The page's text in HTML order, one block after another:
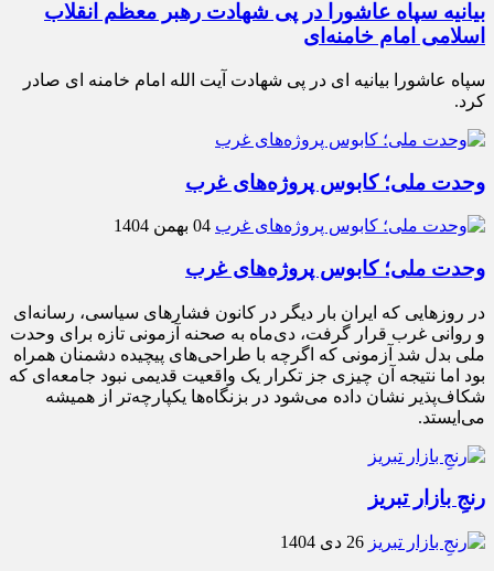
بیانیه سپاه عاشورا در پی شهادت رهبر معظم انقلاب
اسلامی امام خامنه‌ای
سپاه عاشورا بیانیه ای در پی شهادت آیت الله امام خامنه ای صادر
کرد.
وحدت ملی؛ کابوس پروژه‌های غرب
04 بهمن 1404
وحدت ملی؛ کابوس پروژه‌های غرب
در روزهایی که ایران بار دیگر در کانون فشارهای سیاسی، رسانه‌ای
و روانی غرب قرار گرفت، دی‌ماه به صحنه آزمونی تازه برای وحدت
ملی بدل شد آزمونی که اگرچه با طراحی‌های پیچیده دشمنان همراه
بود اما نتیجه آن چیزی جز تکرار یک واقعیت قدیمی نبود جامعه‌ای که
شکاف‌پذیر نشان داده می‌شود در بزنگاه‌ها یکپارچه‌تر از همیشه
می‌ایستد.
رنجِ بازار تبریز
26 دی 1404